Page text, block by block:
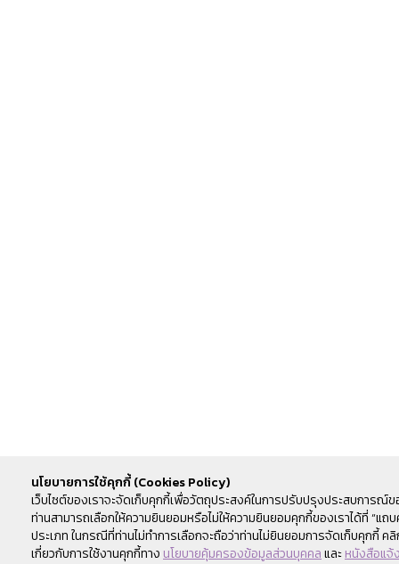
นโยบายการใช้คุกกี้ (Cookies Policy)
เว็บไซต์ของเราจะจัดเก็บคุกกี้เพื่อวัตถุประสงค์ในการปรับปรุงประสบการณ์
ท่านสามารถเลือกให้ความยินยอมหรือไม่ให้ความยินยอมคุกกี้ของเราได้ที่ “แถ
ประเภท ในกรณีที่ท่านไม่ทำการเลือกจะถือว่าท่านไม่ยินยอมการจัดเก็บคุกกี้ ค
เกี่ยวกับการใช้งานคุกกี้ทาง นโยบายคุ้มครองข้อมูลส่วนบุคคลและหนังสือแจ้